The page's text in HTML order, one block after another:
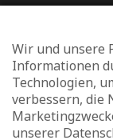
Mit
Wir und unsere
Informationen
Technologien,
verbessern, die
unserer